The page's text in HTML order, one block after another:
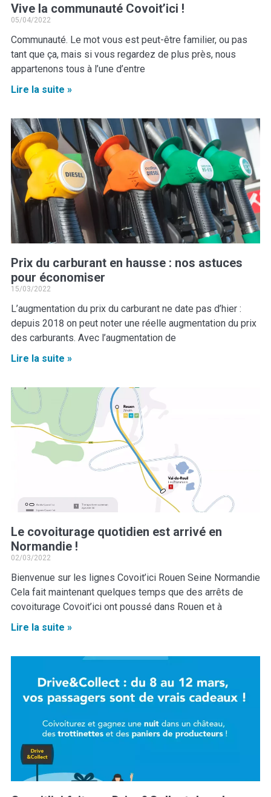
Vive la communauté Covoit’ici !
05/04/2022
Communauté. Le mot vous est peut-être familier, ou pas
tant que ça, mais si vous regardez de plus près, nous
appartenons tous à l’une d’entre
Lire la suite »
Prix du carburant en hausse : nos astuces
pour économiser
15/03/2022
L’augmentation du prix du carburant ne date pas d’hier :
depuis 2018 on peut noter une réelle augmentation du prix
des carburants. Avec l’augmentation de
Lire la suite »
Le covoiturage quotidien est arrivé en
Normandie !
02/03/2022
Bienvenue sur les lignes Covoit’ici Rouen Seine Normandie
Cela fait maintenant quelques temps que des arrêts de
covoiturage Covoit’ici ont poussé dans Rouen et à
Lire la suite »